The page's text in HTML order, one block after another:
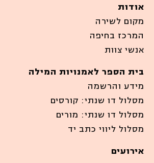
אודות
מקום לשירה
המרכז בחיפה
אנשי צוות
בית הספר לאמנויות המילה
מידע והרשמה
מסלול דו שנתי: קורסים
מסלול דו שנתי: מורים
מסלול ליווי כתב יד
אירועים